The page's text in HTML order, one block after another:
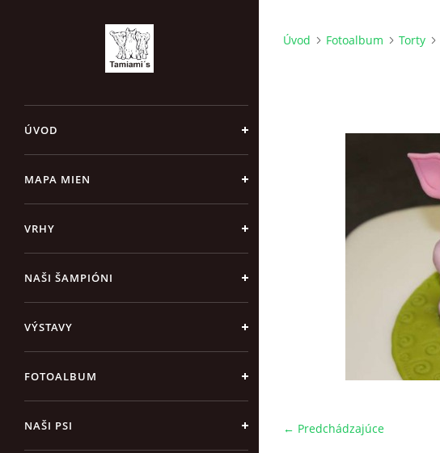
ÚVOD
MAPA MIEN
VRHY
NAŠI ŠAMPIÓNI
VÝSTAVY
FOTOALBUM
NAŠI PSI
Úvod Fotoalbum Torty
← Predchádzajúce